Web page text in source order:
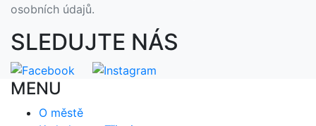
osobních údajů.
SLEDUJTE NÁS
MENU
O městě